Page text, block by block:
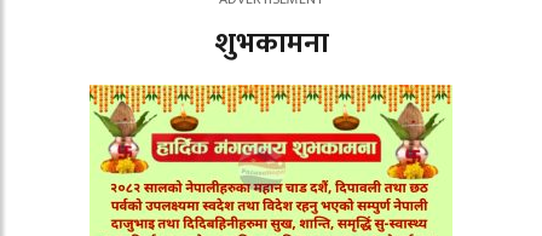
शुभकामना